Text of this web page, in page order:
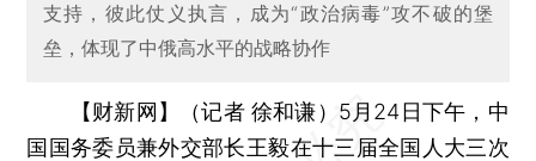
支持，彼此仗义执言，成为“政治病毒”攻不破的堡
垒，体现了中俄高水平的战略协作
【财新网】（记者 徐和谦） 5月24日下午，中
国国务委员兼外交部长王毅在十三届全国人大三次